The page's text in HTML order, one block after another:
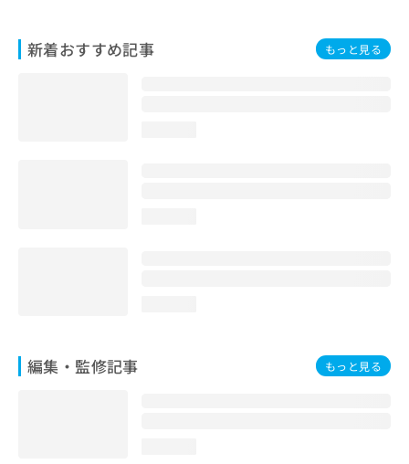
新着おすすめ記事 もっと見る
編集・監修記事 もっと見る
い